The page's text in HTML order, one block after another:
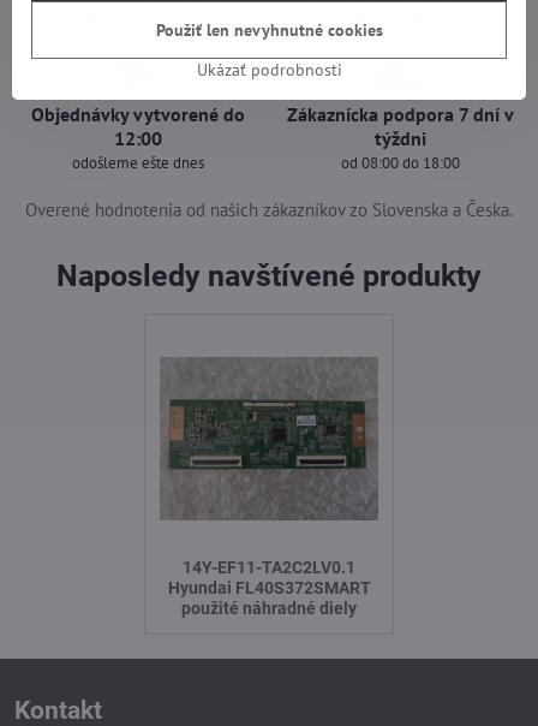
ihneď a zadarmo nad 60 € zadarmo
Objednávky vytvorené do
12:00
odošleme ešte dnes
Zákaznícka podpora 7 dní v
týždni
od 08:00 do 18:00
Overené hodnotenia od našich zákazníkov zo Slovenska a Česka.
Naposledy navštívené produkty
14Y-EF11-TA2C2LV0.1
Hyundai FL40S372SMART
použité náhradné diely
Kontakt
Ukázať podrobnosti
Použiť len nevyhnutné cookies